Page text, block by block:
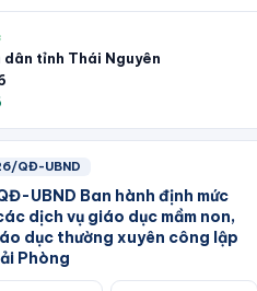
dân tỉnh Thái Nguyên
QĐ-UBND
UBND Ban hành định mức
dịch vụ giáo dục mầm non,
dục thường xuyên công lập
Phòng